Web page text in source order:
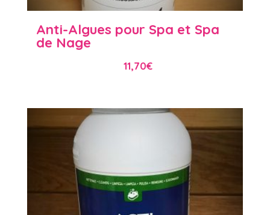
Anti-Algues pour Spa et Spa
de Nage
11,70€